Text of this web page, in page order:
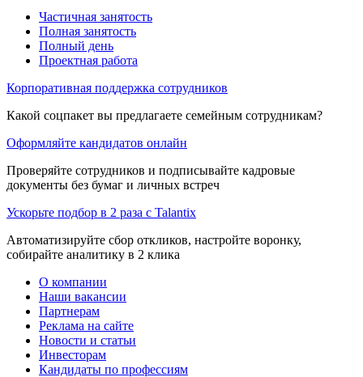
Частичная занятость
Полная занятость
Полный день
Проектная работа
Корпоративная поддержка сотрудников
Какой соцпакет вы предлагаете семейным сотрудникам?
Оформляйте кандидатов онлайн
Проверяйте сотрудников и подписывайте кадровые
документы без бумаг и личных встреч
Ускорьте подбор в 2 раза с Talantix
Автоматизируйте сбор откликов, настройте воронку,
собирайте аналитику в 2 клика
О компании
Наши вакансии
Партнерам
Реклама на сайте
Новости и статьи
Инвесторам
Кандидаты по профессиям